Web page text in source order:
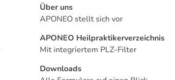
Über uns
APONEO stellt sich vor
APONEO Heilpraktikerverzeichnis
Mit integriertem PLZ-Filter
Downloads